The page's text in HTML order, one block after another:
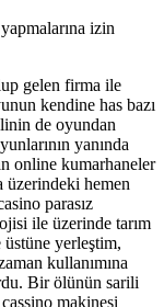
izin
gelen firma ile
kendine has bazı
de oyundan
yanında
online kumarhaneler
üzerindeki hemen
parasız
ile üzerinde tarım
yerleştim,
kullanımına
Bir ölünün sarili
makinesi